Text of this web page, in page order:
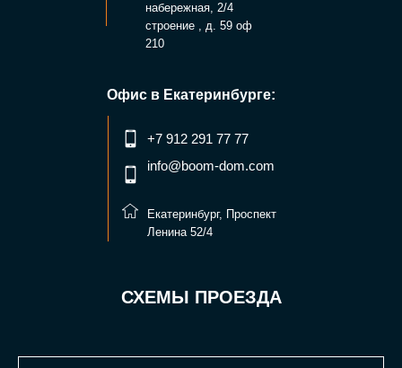
набережная, 2/4
строение , д. 59 оф
210
+7 912 291 77 77
Екатеринбург, Проспект
Ленина 52/4
Офис в Екатеринбурге:
СХЕМЫ ПРОЕЗДА
info@boom-dom.com